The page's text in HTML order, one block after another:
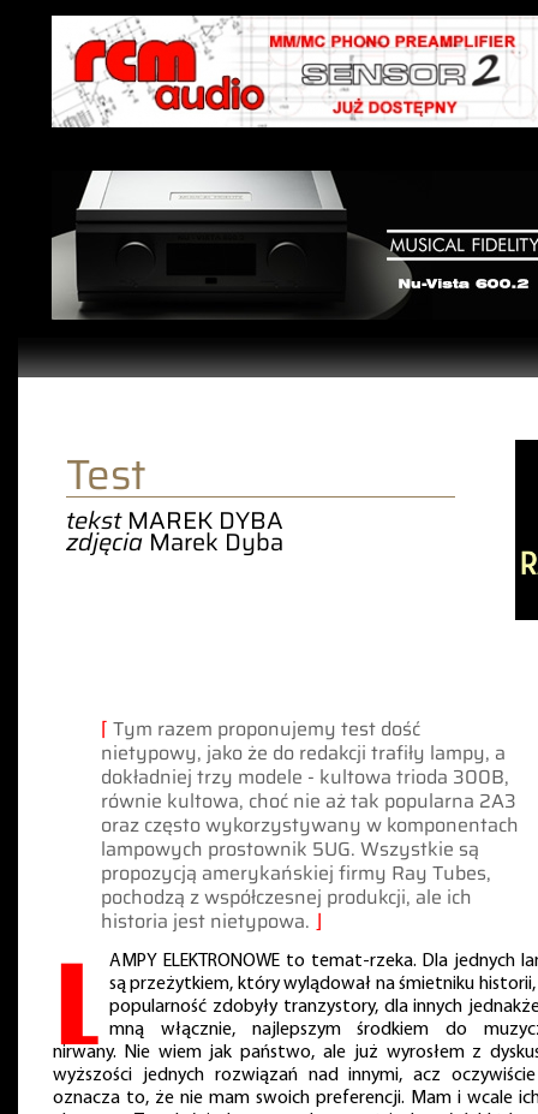
Test
tekstMAREK DYBA
zdjęciaMarek Dyba
⌈ Tym razem proponujemy test dość
nietypowy, jako że do redakcji trafiły lampy, a
dokładniej trzy modele - kultowa trioda 300B,
równie kultowa, choć nie aż tak popularna 2A3
oraz często wykorzystywany w komponentach
lampowych prostownik 5UG. Wszystkie są
propozycją amerykańskiej firmy Ray Tubes,
pochodzą z współczesnej produkcji, ale ich
historia jest nietypowa. ⌋
L AMPY ELEKTRONOWE to temat-rzeka. Dla jednych
są przeżytkiem, który wylądował na śmietniku
popularność zdobyły tranzystory, dla innych
mną włącznie, najlepszym środkiem do
nirwany. Nie wiem jak państwo, ale już wyrosłem z
wyższości jednych rozwiązań nad innymi, acz
oznacza to, że nie mam swoich preferencji. Mam i wcale